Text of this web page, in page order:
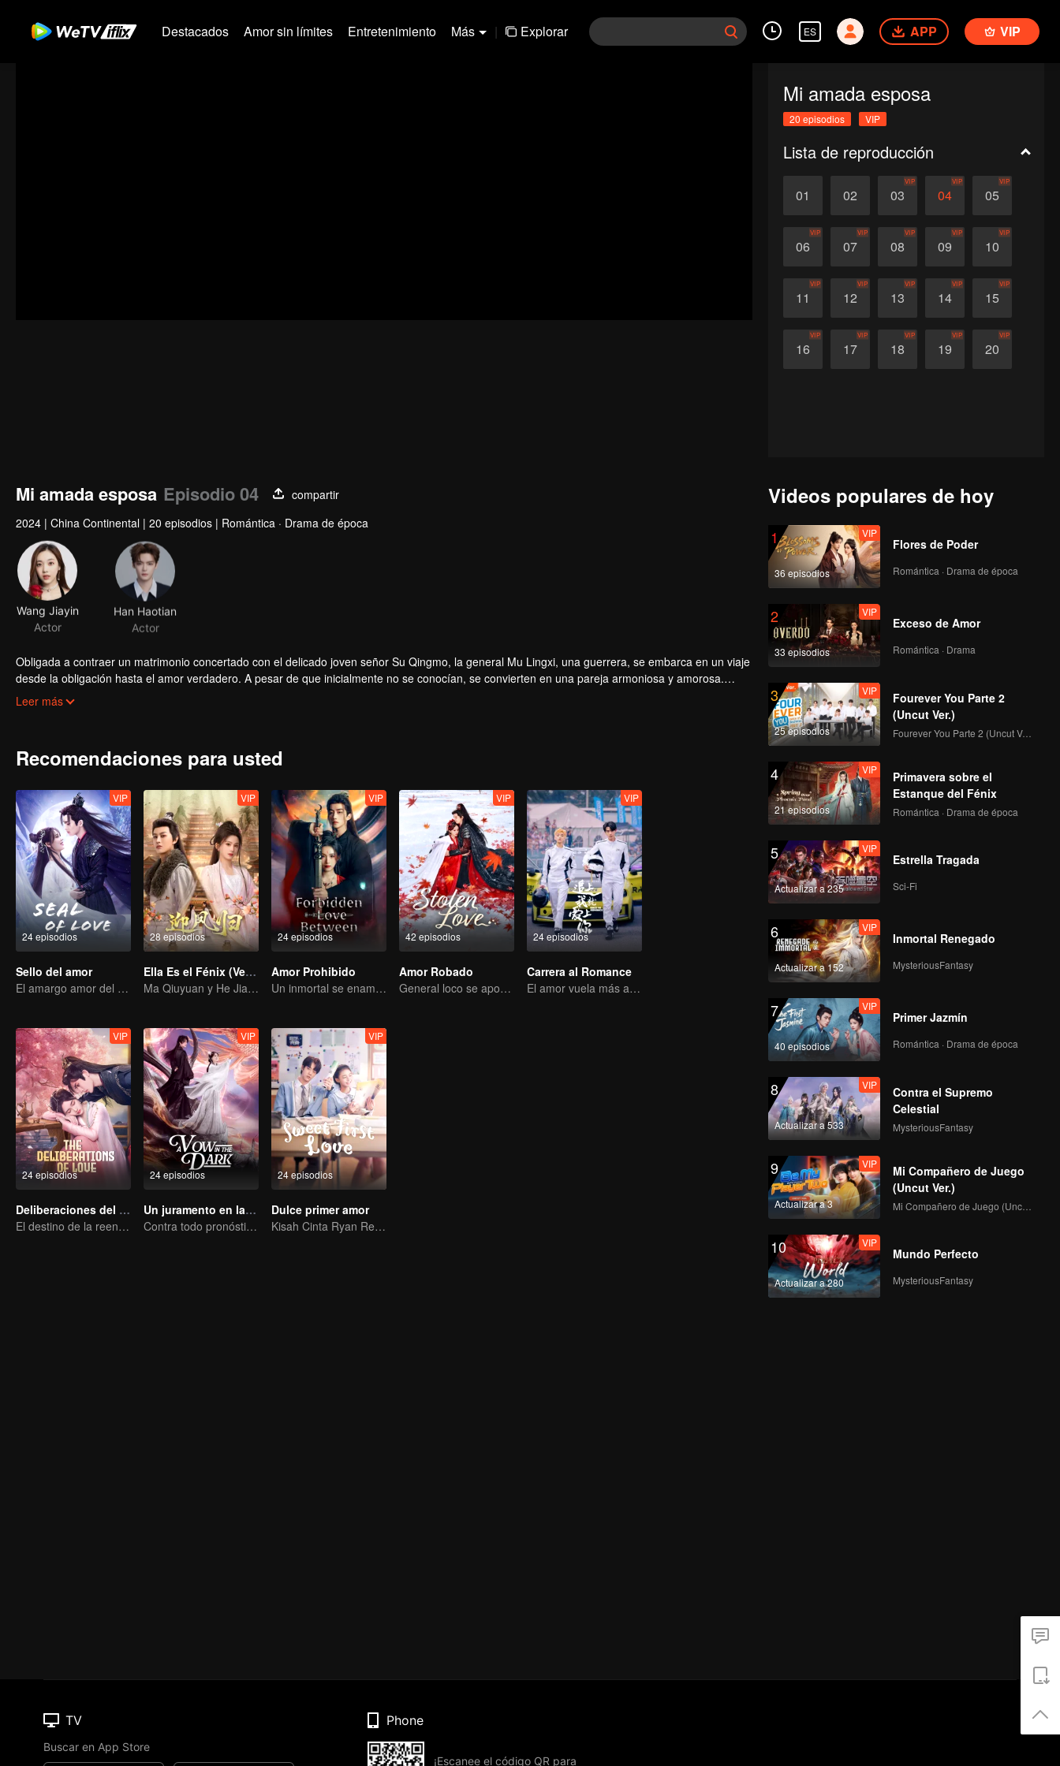
Destacados Amor sin límites Entretenimiento Más | Explorar ES APP VIP
Mi amada esposa
20 episodios VIP
Lista de reproducción
01 02 03
VIP
04
VIP
05
VIP
06
VIP
07
VIP
08
VIP
09
VIP
10
VIP
11
VIP
12
VIP
13
VIP
14
VIP
15
VIP
16
VIP
17
VIP
18
VIP
19
VIP
20
VIP
Mi amada esposa Episodio 04
compartir
2024 | China Continental | 20 episodios | Romántica · Drama de época
Wang Jiayin
Actor
Han Haotian
Actor
Obligada a contraer un matrimonio concertado con el delicado joven señor Su Qingmo, la general Mu Lingxi, una guerrera, se embarca en un viaje
desde la obligación hasta el amor verdadero. A pesar de que inicialmente no se conocían, se convierten en una pareja armoniosa y amorosa.
Juntos, superan los desafíos de su relación y unen fuerzas para defender la justicia.
Leer más
Recomendaciones para usted
24 episodios
VIP
Sello del amor
El amargo amor del Diablo Supremo por el Rey de Demonios
28 episodios
VIP
Ella Es el Fénix (Versión Tailandesa)
Ma Qiuyuan y He Jianqi: Una historia de venganza reescrita
24 episodios
VIP
Amor Prohibido
Un inmortal se enamora de una bruja
42 episodios
VIP
Amor Robado
General loco se apodera de su esposa por amor
24 episodios
VIP
Carrera al Romance
El amor vuela más allá de las fronteras, la gloria unida como socios
24 episodios
VIP
Deliberaciones del Amor
El destino de la reencarnación cíclica recayó sobre Qingqing
24 episodios
VIP
Un juramento en la oscuridad
Contra todo pronóstico: El amor mortal del Señor Demonio
24 episodios
VIP
Dulce primer amor
Kisah Cinta Ryan Ren dan Kabby Xu
Videos populares de hoy
1
36 episodios
VIP
Flores de Poder
Romántica · Drama de época
2
33 episodios
VIP
Exceso de Amor
Romántica · Drama
3
25 episodios
VIP
Fourever You Parte 2
(Uncut Ver.)
Fourever You Parte 2 (Uncut Ver.)
4
21 episodios
VIP
Primavera sobre el
Estanque del Fénix
Romántica · Drama de época
5
Actualizar a 235
VIP
Estrella Tragada
Sci-Fi
6
Actualizar a 152
VIP
Inmortal Renegado
MysteriousFantasy
7
40 episodios
VIP
Primer Jazmín
Romántica · Drama de época
8
Actualizar a 533
VIP
Contra el Supremo
Celestial
MysteriousFantasy
9
Actualizar a 3
VIP
Mi Compañero de Juego
(Uncut Ver.)
Mi Compañero de Juego (Uncut Ver.)
10
Actualizar a 280
VIP
Mundo Perfecto
MysteriousFantasy
TV
Buscar en App Store
Phone
¡Escanee el código QR para